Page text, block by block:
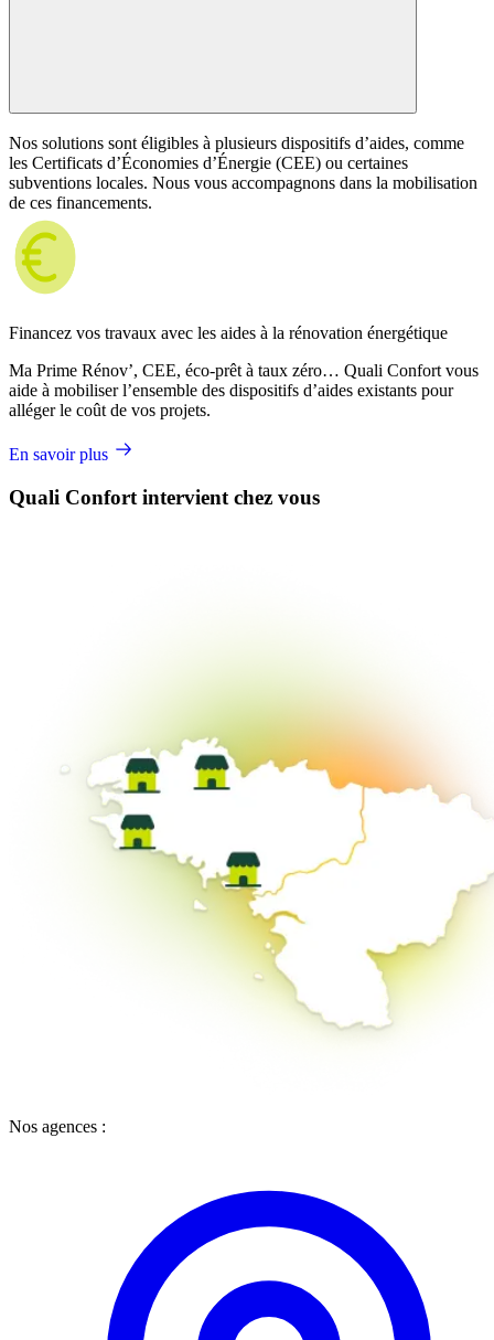
Nos solutions sont éligibles à plusieurs dispositifs d’aides, comme
les Certificats d’Économies d’Énergie (CEE) ou certaines
subventions locales. Nous vous accompagnons dans la mobilisation
de ces financements.
Financez vos travaux avec les aides à la rénovation énergétique
Ma Prime Rénov’, CEE, éco-prêt à taux zéro… Quali Confort vous
aide à mobiliser l’ensemble des dispositifs d’aides existants pour
alléger le coût de vos projets.
En savoir plus
Quali Confort intervient chez vous
Nos agences :